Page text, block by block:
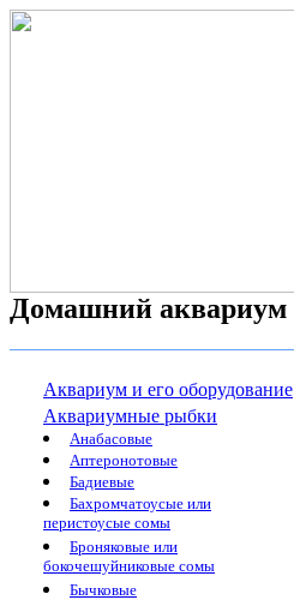
Домашний аквариум
Аквариум и его оборудование
Аквариумные рыбки
Анабасовые
Аптеронотовые
Бадиевые
Бахромчатоусые или
перистоусые сомы
Броняковые или
бокочешуйниковые сомы
Бычковые